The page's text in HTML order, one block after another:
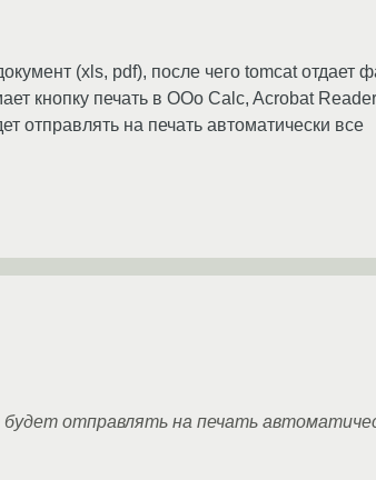
(xls, pdf), после чего tomcat отдает
кнопку печать в OOo Calc, Acrobat
отправлять на печать автоматически все
отправлять на печать